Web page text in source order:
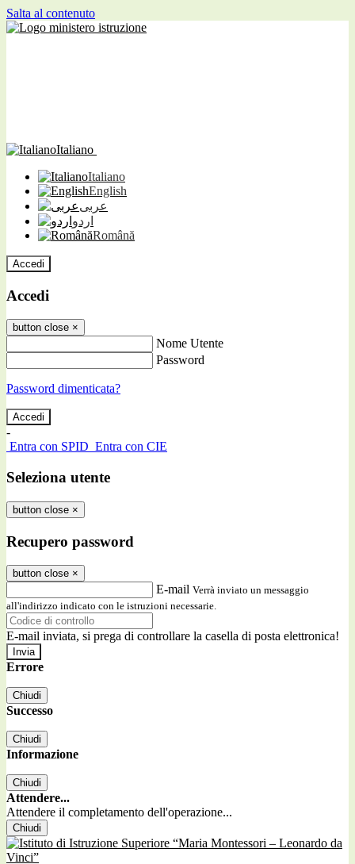
Salta al contenuto
Italiano
Italiano
English
عربى
اردو
Română
Accedi
Accedi
button close ×
Nome Utente
Password
Password dimenticata?
-
Entra con SPID Entra con CIE
Seleziona utente
button close ×
Recupero password
button close ×
E-mail Verrà inviato un messaggio
all'indirizzo indicato con le istruzioni necessarie.
E-mail inviata, si prega di controllare la casella di posta elettronica!
Errore
Chiudi
Successo
Chiudi
Informazione
Chiudi
Attendere...
Attendere il completamento dell'operazione...
Chiudi